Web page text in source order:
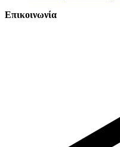
Επικοινωνία